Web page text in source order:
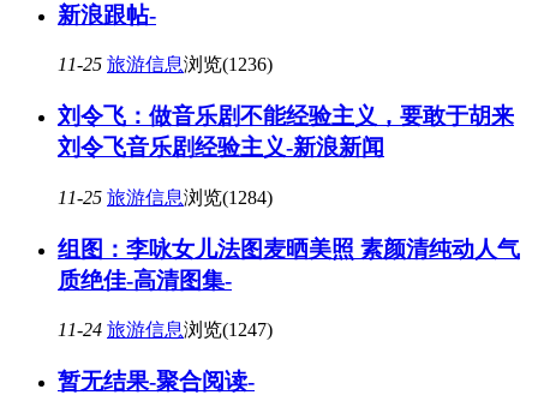
新浪跟帖-
11-25 旅游信息浏览(1236)
刘令飞：做音乐剧不能经验主义，要敢于胡来
刘令飞音乐剧经验主义-新浪新闻
11-25 旅游信息浏览(1284)
组图：李咏女儿法图麦晒美照 素颜清纯动人气
质绝佳-高清图集-
11-24 旅游信息浏览(1247)
暂无结果-聚合阅读-